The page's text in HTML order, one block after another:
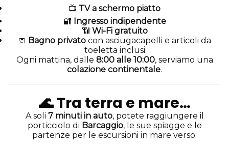
📺 TV a schermo piatto
🔐 Ingresso indipendente
📶 Wi-Fi gratuito
🧼 Bagno privato con asciugacapelli e articoli da
toeletta inclusi
Ogni mattina, dalle 8:00 alle 10:00, serviamo una
colazione continentale.
🌊Tra terra e mare…
A soli 7 minuti in auto, potete raggiungere il
porticciolo di Barcaggio, le sue spiagge e le
partenze per le escursioni in mare verso: